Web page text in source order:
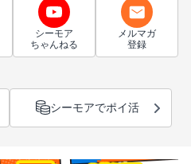
シーモア
ちゃんねる
メルマガ
登録
シーモアでポイ活